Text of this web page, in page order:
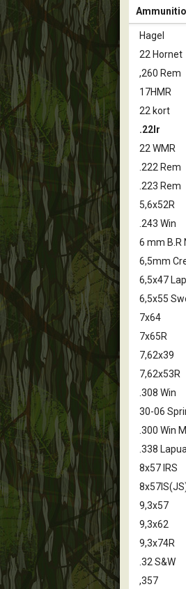
Hagel
22 Hornet
,260 Rem
17HMR
22 kort
.22lr
22 WMR
.222 Rem
.223 Rem
5,6x52R
.243 Win
6 mm B.R
6,5mm
6,5x47
6,5x55
7x64
7x65R
7,62x39
7,62x53R
.308 Win
30-06
.300 Win
.338
8x57 IRS
9,3x57
9,3x62
9,3x74R
.32 S&W
,357